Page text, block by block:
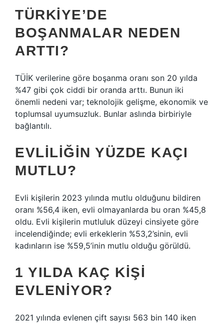
TÜRKIYE’DE
BOŞANMALAR NEDEN
ARTTI?
TÜİK verilerine göre boşanma oranı son 20 yılda
%47 gibi çok ciddi bir oranda arttı. Bunun iki
önemli nedeni var; teknolojik gelişme, ekonomik ve
toplumsal uyumsuzluk. Bunlar aslında birbiriyle
bağlantılı.
EVLILIĞIN YÜZDE KAÇI
MUTLU?
Evli kişilerin 2023 yılında mutlu olduğunu bildiren
oranı %56,4 iken, evli olmayanlarda bu oran %45,8
oldu. Evli kişilerin mutluluk düzeyi cinsiyete göre
incelendiğinde; evli erkeklerin %53,2’sinin, evli
kadınların ise %59,5’inin mutlu olduğu görüldü.
1 YILDA KAÇ KIŞI
EVLENIYOR?
2021 yılında evlenen çift sayısı 563 bin 140 iken